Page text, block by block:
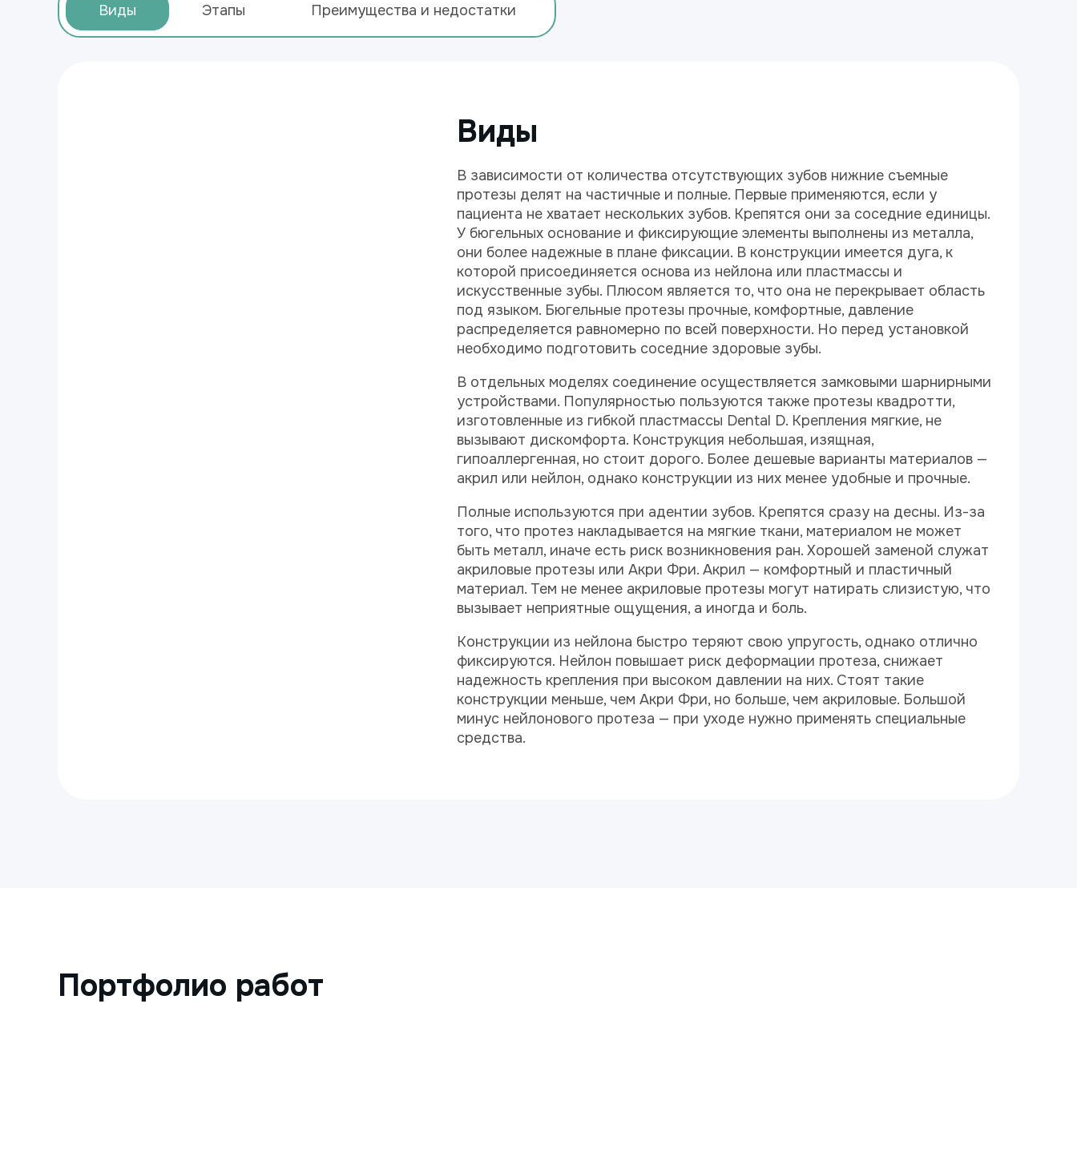
Виды Этапы Преимущества и недостатки
Виды
В зависимости от количества отсутствующих зубов нижние съемные
протезы делят на частичные и полные. Первые применяются, если у
пациента не хватает нескольких зубов. Крепятся они за соседние единицы.
У бюгельных основание и фиксирующие элементы выполнены из металла,
они более надежные в плане фиксации. В конструкции имеется дуга, к
которой присоединяется основа из нейлона или пластмассы и
искусственные зубы. Плюсом является то, что она не перекрывает область
под языком. Бюгельные протезы прочные, комфортные, давление
распределяется равномерно по всей поверхности. Но перед установкой
необходимо подготовить соседние здоровые зубы.
В отдельных моделях соединение осуществляется замковыми шарнирными
устройствами. Популярностью пользуются также протезы квадротти,
изготовленные из гибкой пластмассы Dental D. Крепления мягкие, не
вызывают дискомфорта. Конструкция небольшая, изящная,
гипоаллергенная, но стоит дорого. Более дешевые варианты материалов —
акрил или нейлон, однако конструкции из них менее удобные и прочные.
Полные используются при адентии зубов. Крепятся сразу на десны. Из-за
того, что протез накладывается на мягкие ткани, материалом не может
быть металл, иначе есть риск возникновения ран. Хорошей заменой служат
акриловые протезы или Акри Фри. Акрил — комфортный и пластичный
материал. Тем не менее акриловые протезы могут натирать слизистую, что
вызывает неприятные ощущения, а иногда и боль.
Конструкции из нейлона быстро теряют свою упругость, однако отлично
фиксируются. Нейлон повышает риск деформации протеза, снижает
надежность крепления при высоком давлении на них. Стоят такие
конструкции меньше, чем Акри Фри, но больше, чем акриловые. Большой
минус нейлонового протеза — при уходе нужно применять специальные
средства.
Портфолио работ